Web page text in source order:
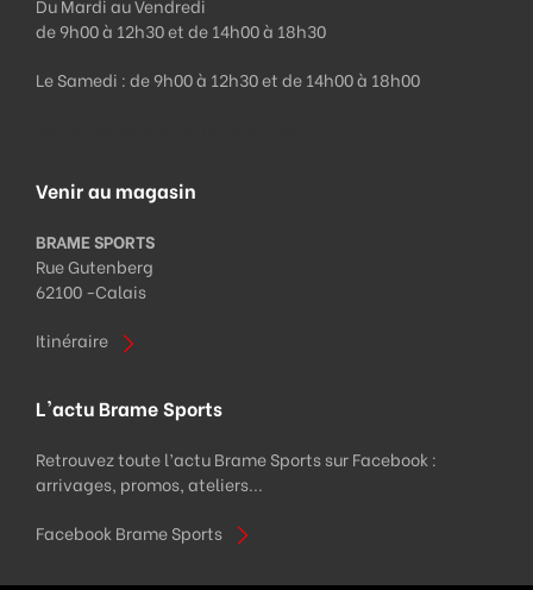
Du Mardi au Vendredi
de 9h00 à 12h30 et de 14h00 à 18h30
Le Samedi : de 9h00 à 12h30 et de 14h00 à 18h00
Venir au magasin
BRAME SPORTS
Rue Gutenberg
62100 -Calais
Itinéraire
L'actu Brame Sports
Retrouvez toute l’actu Brame Sports sur Facebook :
arrivages, promos, ateliers...
Facebook Brame Sports